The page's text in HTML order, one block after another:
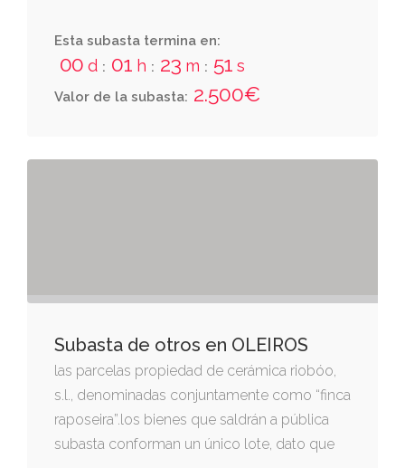
Esta subasta termina en:
00 d : 01 h : 23 m : 51 s
Valor de la subasta: 2.500€
Subasta de otros en OLEIROS
las parcelas propiedad de cerámica riobóo,
s.l., denominadas conjuntamente como “finca
raposeira”.los bienes que saldrán a pública
subasta conforman un único lote, dato que